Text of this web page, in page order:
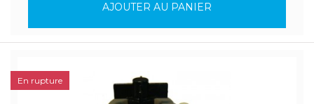
AJOUTER AU PANIER
En rupture